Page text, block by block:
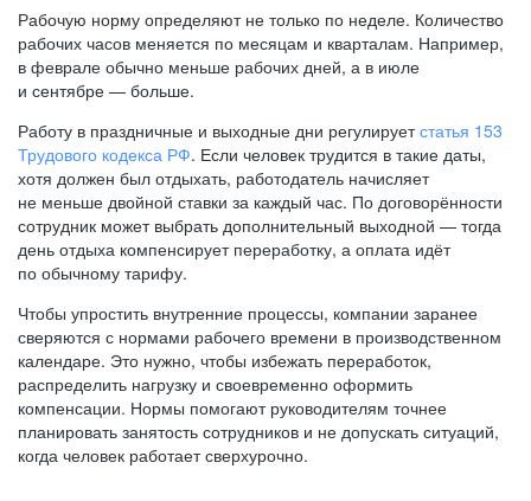
Рабочую норму определяют не только по неделе. Количество
рабочих часов меняется по месяцам и кварталам. Например,
в феврале обычно меньше рабочих дней, а в июле
и сентябре — больше.
Работу в праздничные и выходные дни регулируетстатья 153
Трудового кодекса РФ. Если человек трудится в такие даты,
хотя должен был отдыхать, работодатель начисляет
не меньше двойной ставки за каждый час. По договорённости
сотрудник может выбрать дополнительный выходной — тогда
день отдыха компенсирует переработку, а оплата идёт
по обычному тарифу.
Чтобы упростить внутренние процессы, компании заранее
сверяются с нормами рабочего времени в производственном
календаре. Это нужно, чтобы избежать переработок,
распределить нагрузку и своевременно оформить
компенсации. Нормы помогают руководителям точнее
планировать занятость сотрудников и не допускать ситуаций,
когда человек работает сверхурочно.